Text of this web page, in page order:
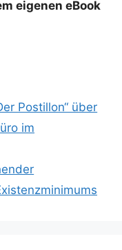
eigenen eBook
Postillon“ über
im